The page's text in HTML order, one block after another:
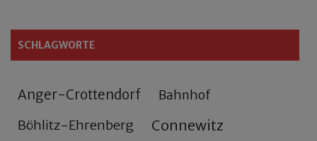
SCHLAGWORTE
Anger-Crottendorf Bahnhof
Böhlitz-Ehrenberg Connewitz